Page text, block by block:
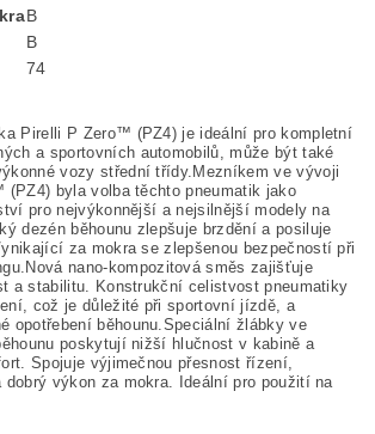
B
B
74
Pirelli P Zero™ (PZ4) je ideální pro kompletní
a sportovních automobilů, může být také
vozy střední třídy.Mezníkem ve vývoji
byla volba těchto pneumatik jako
pro nejvýkonnější a nejsilnější modely na
dezén běhounu zlepšuje brzdění a posiluje
zamokra se zlepšenou bezpečností při
nano-kompozitová směs zajišťuje
a stabilitu. Konstrukční celistvost pneumatiky
což je důležité při sportovní jízdě, a
opotřebení běhounu.Speciální žlábky ve
poskytují nižší hlučnost v kabině a
Spojuje výjimečnou přesnost řízení,
výkon za mokra. Ideální pro použití na